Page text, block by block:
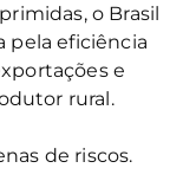
o Brasil
eficiência
e
rural.
de riscos.